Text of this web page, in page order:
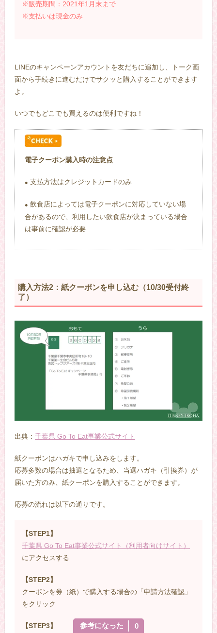
※販売期間：2021年1月末まで
※支払いは現金のみ
LINEのキャンペーンアカウントを友だちに追加し、トーク画
面から手続きに進むだけでサクッと購入することができます
よ。
いつでもどこでも買えるのは便利ですね！
電子クーポン購入時の注意点
● 支払方法はクレジットカードのみ
● 飲食店によっては電子クーポンに対応していない場
合があるので、利用したい飲食店が決まっている場合
は事前に確認が必要
購入方法2：紙クーポンを申し込む（10/30受付終
了）
出典： 千葉県 Go To Eat事業公式サイト
紙クーポンはハガキで申し込みをします。
応募多数の場合は抽選となるため、当選ハガキ（引換券）が
届いた方のみ、紙クーポンを購入することができます。
応募の流れは以下の通りです。
【STEP1】
千葉県 Go To Eat事業公式サイト（利用者向けサイト）
にアクセスする
【STEP2】
クーポンを券（紙）で購入する場合の「申請方法確認」
をクリック
【STEP3】 参考になった 0